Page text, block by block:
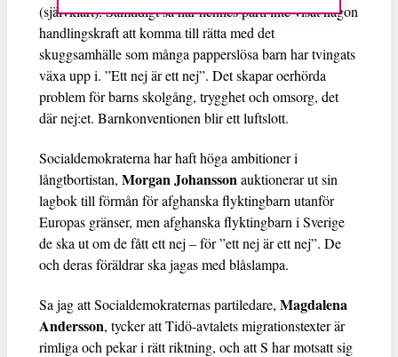
(självklart). Samtidigt så har hennes parti inte visat någon
handlingskraft att komma till rätta med det
skuggsamhälle som många papperslösa barn har tvingats
växa upp i. ”Ett nej är ett nej”. Det skapar oerhörda
problem för barns skolgång, trygghet och omsorg, det
där nej:et. Barnkonventionen blir ett luftslott.
Socialdemokraterna har haft höga ambitioner i
långtbortistan, Morgan Johanssonauktionerar ut sin
lagbok till förmån för afghanska flyktingbarn utanför
Europas gränser, men afghanska flyktingbarn i Sverige
de ska ut om de fått ett nej – för ”ett nej är ett nej”. De
och deras föräldrar ska jagas med blåslampa.
Sa jag att Socialdemokraternas partiledare, Magdalena
Andersson, tycker att Tidö-avtalets migrationstexter är
rimliga och pekar i rätt riktning, och att S har motsatt sig